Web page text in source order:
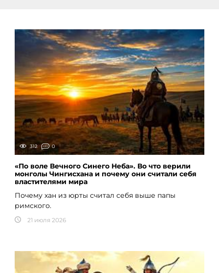
312 0
«По воле Вечного Синего Неба». Во что верили
монголы Чингисхана и почему они считали себя
властителями мира
Почему хан из юрты считал себя выше папы
римского.
21 июля 2026